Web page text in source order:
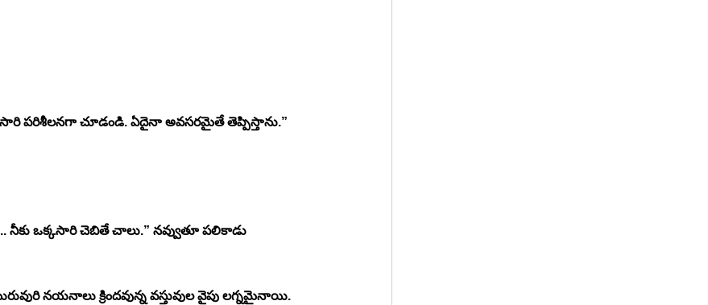
పరిశీలనగా చూడండి. ఏదైనా అవసరమైతే తెప్పిస్తాను.”
నీకు ఒక్కసారి చెబితే చాలు.” నవ్వుతూ పలికాడు
నయనాలు క్రిందవున్న వస్తువుల వైపు లగ్నమైనాయి.